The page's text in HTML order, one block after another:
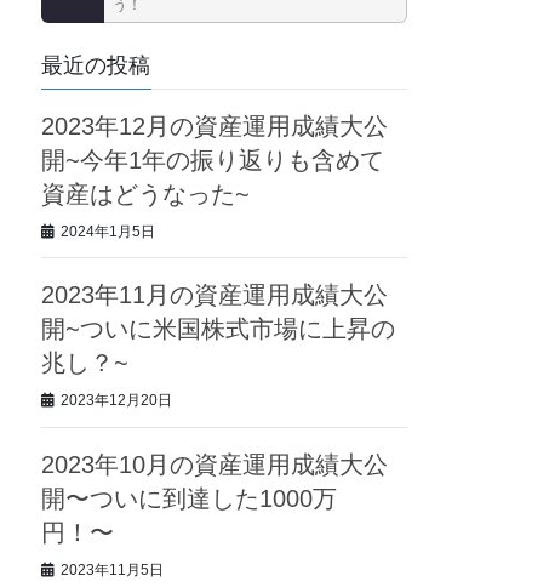
う！
最近の投稿
2023年12月の資産運用成績大公
開~今年1年の振り返りも含めて
資産はどうなった~
2024年1月5日
2023年11月の資産運用成績大公
開~ついに米国株式市場に上昇の
兆し？~
2023年12月20日
2023年10月の資産運用成績大公
開〜ついに到達した1000万
円！〜
2023年11月5日